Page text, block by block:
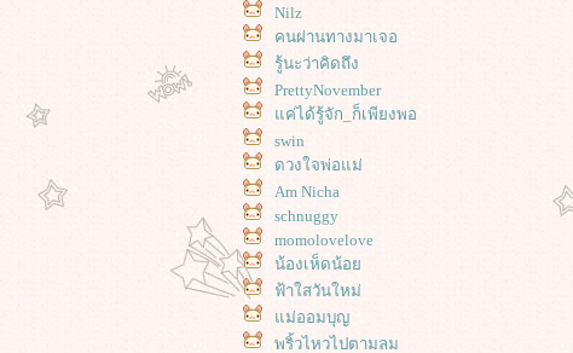
Nilz
คนผ่านทางมาเจอ
รู้นะว่าคิดถึง
PrettyNovember
ค่ได้รู้จัก_ก็เพียงพอ
swin
ดวงใจพ่อแม่
Am Nicha
schnuggy
momolovelove
น้องเห็ดน้อ
ฟ้าใสวันใหม่
ม่ออมบุญ
พริ้วไหวไปตามลม